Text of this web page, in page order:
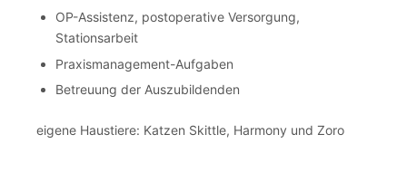
OP-Assistenz, postoperative Versorgung,
Stationsarbeit
Praxismanagement-Aufgaben
Betreuung der Auszubildenden
eigene Haustiere: Katzen Skittle, Harmony und Zoro